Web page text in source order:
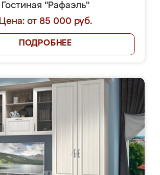
Гостиная "Рафаэль"
Цена: от 85 000 руб.
ПОДРОБНЕЕ